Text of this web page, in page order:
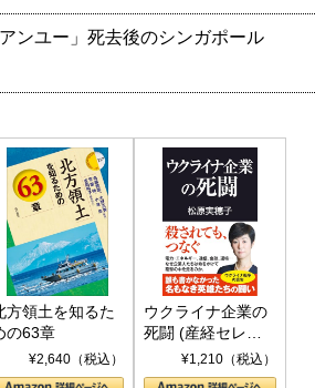
ンユー」死去後のシンガポール
方領土を知るた
の63章
¥2,640（税込）
ウクライナ企業の
死闘 (産経セレク
ト S 039)¥1,210（税込）